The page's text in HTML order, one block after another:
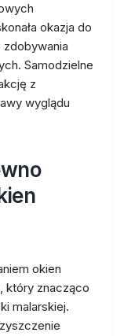
okazja do
zdobywania
Samodzielne
z
wyglądu
okien
który znacząco
malarskiej.